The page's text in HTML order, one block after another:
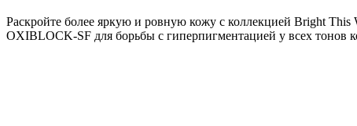
Раскройте более яркую и ровную кожу с коллекцией Bright This
OXIBLOCK-SF для борьбы с гиперпигментацией у всех тонов